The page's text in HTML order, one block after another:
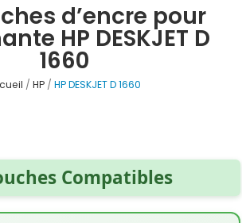
d’encre pour
HP DESKJET D
1660
HP HP DESKJET D 1660
Compatibles